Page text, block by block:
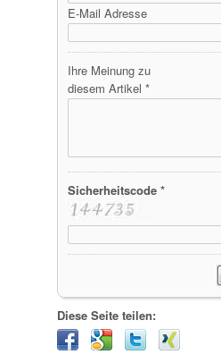
E-Mail Adresse
Ihre Meinung zu
diesem Artikel *
Sicherheitscode *
Diese Seite teilen: